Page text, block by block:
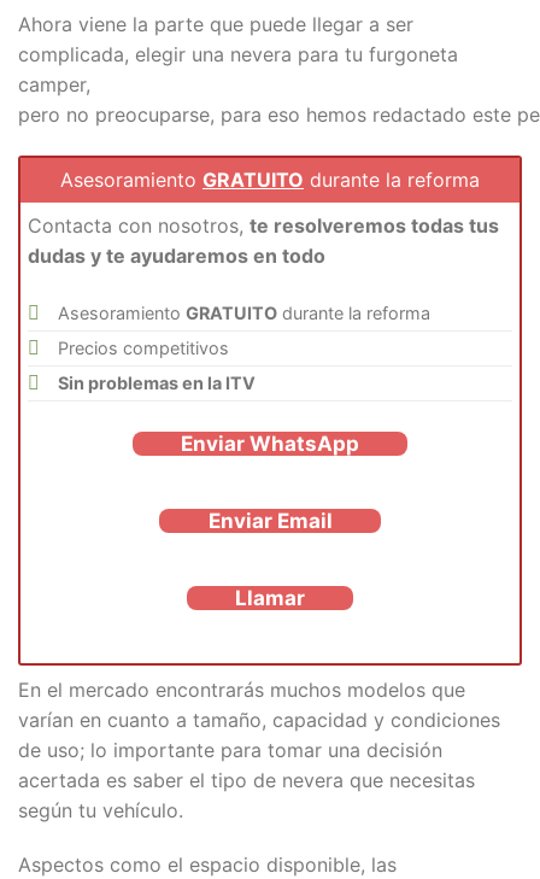
Ahora viene la parte que puede llegar a ser
complicada, elegir una nevera para tu furgoneta
camper,
pero no preocuparse, para eso hemos redactado este
Asesoramiento GRATUITO durante la reforma
Contacta con nosotros,te resolveremos todas tus
dudas y te ayudaremos en todo
AsesoramientoGRATUITO durante la reforma
Precios competitivos
Sin problemas en la ITV
Enviar WhatsApp
Enviar Email
Llamar
En el mercado encontrarás muchos modelos que
varían en cuanto a tamaño, capacidad y condiciones
de uso; lo importante para tomar una decisión
acertada es saber el tipo de nevera que necesitas
según tu vehículo.
Aspectos como el espacio disponible, las